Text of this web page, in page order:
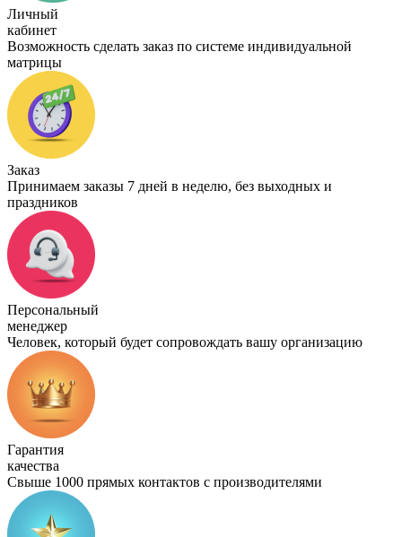
Личный
кабинет
Возможность сделать заказ по системе индивидуальной
матрицы
Заказ
Принимаем заказы 7 дней в неделю, без выходных и
праздников
Персональный
менеджер
Человек, который будет сопровождать вашу организацию
Гарантия
качества
Свыше 1000 прямых контактов с производителями